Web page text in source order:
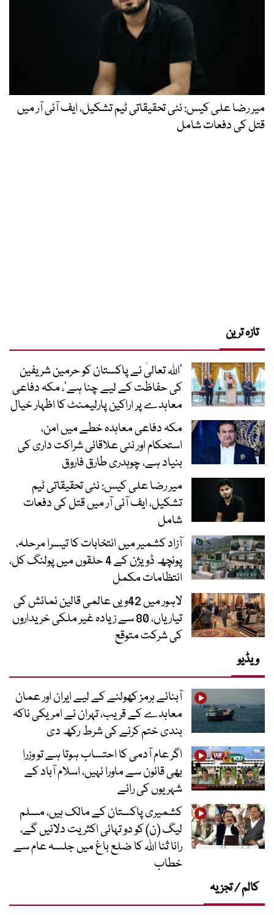
میر رضا علی کیس: نئی تحقیقاتی ٹیم تشکیل، ایف آئی آر میں
قتل کی دفعات شامل
تازہ ترین
’اللہ تعالیٰ نے پاکستان کو حرمین شریفین
کی حفاظت کے لیے چنا ہے‘، مکہ دفاعی
معاہدے پر اراکین پارلیمنٹ کا اظہار خیال
مکہ دفاعی معاہدہ خطے میں امن،
استحکام اور نئی علاقائی شراکت داری کی
بنیاد ہے، چوہدری طارق فاروق
میر رضا علی کیس: نئی تحقیقاتی ٹیم
تشکیل، ایف آئی آر میں قتل کی دفعات
شامل
آزاد کشمیر میں انتخابات کا تیسرا مرحلہ،
پونچھ ڈویژن کے 4 حلقوں میں پولنگ کل،
انتظامات مکمل
لاہور میں 42ویں عالمی قالین نمائش کی
تیاریاں، 80 سے زیادہ غیر ملکی خریداروں
کی شرکت متوقع
ویڈیو
آبنائے ہرمز کھولنے کے لیے ایران اور عمان
معاہدے کے قریب، تہران نے امریکی ناکہ
بندی ختم کرنے کی شرط رکھ دی
اگر عام آدمی کا احتساب ہوتا ہے تو وزرا
بھی قانون سے ماورا نہیں، اسلام آباد کے
شہریوں کی رائے
کشمیری پاکستان کے مالک ہیں، مسلم
لیگ (ن) کو دو تہائی اکثریت دلائیں گے،
رانا ثنا اللہ کا ضلع باغ میں جلسہ عام سے
خطاب
کالم / تجزیہ